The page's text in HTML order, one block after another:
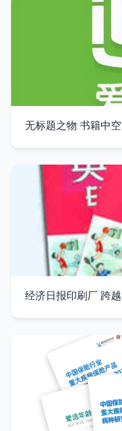
无标题之物 书籍中
经济日报印刷厂 跨